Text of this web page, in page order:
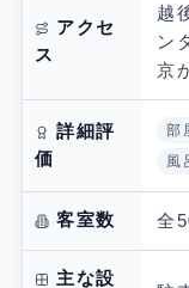
アクセ
ス
越
ン
京
詳細評
価
部
風
客室数 全
主な設